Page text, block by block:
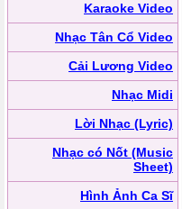
Karaoke Video
Nhạc Tân Cổ Video
Cải Lương Video
Nhạc Midi
Lời Nhạc (Lyric)
Nhạc có Nốt (Music
Sheet)
Hình Ảnh Ca Sĩ